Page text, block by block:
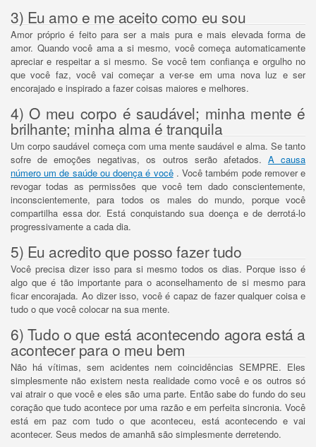
3) Eu amo e me aceito como eu sou
Amor próprio é feito para ser a mais pura e mais elevada forma de
amor. Quando você ama a si mesmo, você começa automaticamente
apreciar e respeitar a si mesmo. Se você tem confiança e orgulho no
que você faz, você vai começar a ver-se em uma nova luz e ser
encorajado e inspirado a fazer coisas maiores e melhores.
4) O meu corpo é saudável; minha mente é
brilhante; minha alma é tranquila
Um corpo saudável começa com uma mente saudável e alma. Se tanto
sofre de emoções negativas, os outros serão afetados. A causa
número um de saúde ou doença é você.Você também pode remover e
revogar todas as permissões que você tem dado conscientemente,
inconscientemente, para todos os males do mundo, porque você
compartilha essa dor. Está conquistando sua doença e de derrotá-lo
progressivamente a cada dia.
5) Eu acredito que posso fazer tudo
Você precisa dizer isso para si mesmo todos os dias. Porque isso é
algo que é tão importante para o aconselhamento de si mesmo para
ficar encorajada. Ao dizer isso, você é capaz de fazer qualquer coisa e
tudo o que você colocar na sua mente.
6) Tudo o que está acontecendo agora está a
acontecer para o meu bem
Não há vítimas, sem acidentes nem coincidências SEMPRE. Eles
simplesmente não existem nesta realidade como você e os outros só
vai atrair o que você e eles são uma parte. Então sabe do fundo do seu
coração que tudo acontece por uma razão e em perfeita sincronia.Você
está em paz com tudo o que aconteceu, está acontecendo e vai
acontecer. Seus medos de amanhã são simplesmente derretendo.